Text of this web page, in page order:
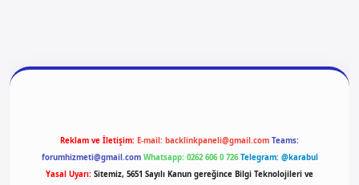
Reklam ve İletişim: E-mail: backlinkpaneli@gmail.com Teams:
forumhizmeti@gmail.com Whatsapp: 0262 606 0 726 Telegram: @karabul
Yasal Uyarı: Sitemiz, 5651 Sayılı Kanun gereğince Bilgi Teknolojileri ve